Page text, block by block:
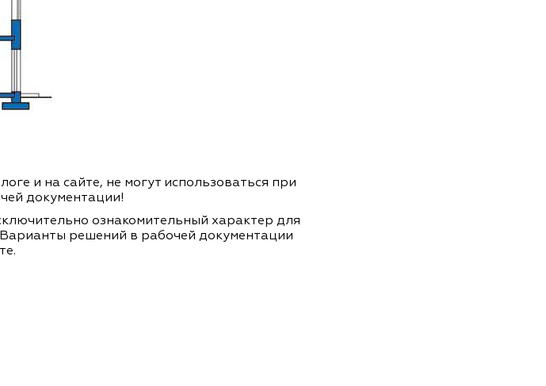
и на сайте, не могут использоваться при
документации!
ознакомительный характер для
решений в рабочей документации